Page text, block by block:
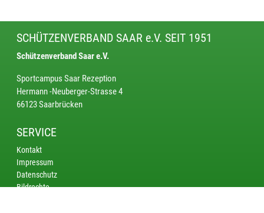
SCHÜTZENVERBAND SAAR e.V. SEIT 1951
Schützenverband Saar e.V.
Sportcampus Saar Rezeption
Hermann -Neuberger-Strasse 4
66123 Saarbrücken
SERVICE
Kontakt
Impressum
Datenschutz
Bildrechte